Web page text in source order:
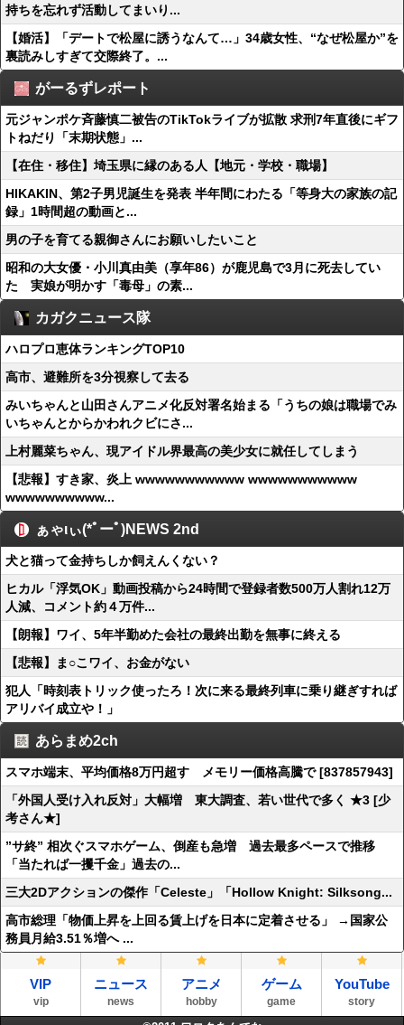
持ちを忘れず活動してまいり...
【婚活】「デートで松屋に誘うなんて…」34歳女性、“なぜ松屋か”を
裏読みしすぎて交際終了。...
がーるずレポート
元ジャンポケ斉藤慎二被告のTikTokライブが拡散 求刑7年直後にギフ
トねだり「末期状態」...
【在住・移住】埼玉県に縁のある人【地元・学校・職場】
HIKAKIN、第2子男児誕生を発表 半年間にわたる「等身大の家族の記
録」1時間超の動画と...
男の子を育てる親御さんにお願いしたいこと
昭和の大女優・小川真由美（享年86）が鹿児島で3月に死去してい
た 実娘が明かす「毒母」の素...
カガクニュース隊
ハロプロ恵体ランキングTOP10
高市、避難所を3分視察して去る
みいちゃんと山田さんアニメ化反対署名始まる「うちの娘は職場でみ
いちゃんとからかわれクビにさ...
上村麗菜ちゃん、現アイドル界最高の美少女に就任してしまう
【悲報】すき家、炎上 wwwwwwwwwww wwwwwwwwwww
wwwwwwwwww...
ぁゃιぃ(*ﾟーﾟ)NEWS 2nd
犬と猫って金持ちしか飼えんくない？
ヒカル「浮気OK」動画投稿から24時間で登録者数500万人割れ12万
人減、コメント約４万件...
【朗報】ワイ、5年半勤めた会社の最終出勤を無事に終える
【悲報】ま○こワイ、お金がない
犯人「時刻表トリック使ったろ！次に来る最終列車に乗り継ぎすれば
アリバイ成立や！」
あらまめ2ch
スマホ端末、平均価格8万円超す メモリー価格高騰で [837857943]
「外国人受け入れ反対」大幅増 東大調査、若い世代で多く ★3 [少
考さん★]
”サ終” 相次ぐスマホゲーム、倒産も急増 過去最多ペースで推移
「当たれば一攫千金」過去の...
三大2Dアクションの傑作「Celeste」「Hollow Knight: Silksong...
高市総理「物価上昇を上回る賃上げを日本に定着させる」 →国家公
務員月給3.51％増へ ...
VIP
vip
ニュース
news
アニメ
hobby
ゲーム
game
YouTube
story